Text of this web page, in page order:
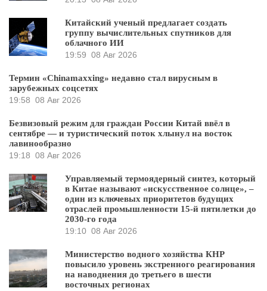
Китайский ученый предлагает создать
группу вычислительных спутников для
облачного ИИ
19:59 08 Авг 2026
Термин «Chinamaxxing» недавно стал вирусным в
зарубежных соцсетях
19:58 08 Авг 2026
Безвизовый режим для граждан России Китай ввёл в
сентябре — и туристический поток хлынул на восток
лавинообразно
19:18 08 Авг 2026
Управляемый термоядерный синтез, который
в Китае называют «искусственное солнце», –
один из ключевых приоритетов будущих
отраслей промышленности 15-й пятилетки до
2030-го года
19:10 08 Авг 2026
Министерство водного хозяйства КНР
повысило уровень экстренного реагирования
на наводнения до третьего в шести
восточных регионах